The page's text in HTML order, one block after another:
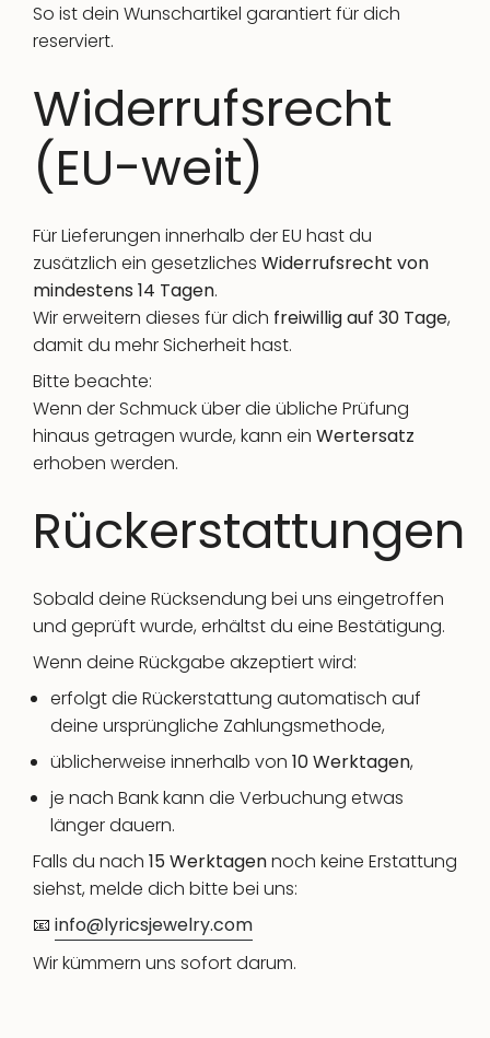
So ist dein Wunschartikel garantiert für dich
reserviert.
Widerrufsrecht
(EU-weit)
Für Lieferungen innerhalb der EU hast du
zusätzlich ein gesetzliches Widerrufsrecht von
mindestens 14 Tagen.
Wir erweitern dieses für dich freiwillig auf 30 Tage,
damit du mehr Sicherheit hast.
Bitte beachte:
Wenn der Schmuck über die übliche Prüfung
hinaus getragen wurde, kann ein Wertersatz
erhoben werden.
Rückerstattungen
Sobald deine Rücksendung bei uns eingetroffen
und geprüft wurde, erhältst du eine Bestätigung.
Wenn deine Rückgabe akzeptiert wird:
erfolgt die Rückerstattung automatisch auf
deine ursprüngliche Zahlungsmethode,
üblicherweise innerhalb von 10 Werktagen,
je nach Bank kann die Verbuchung etwas
länger dauern.
Falls du nach 15 Werktagennoch keine Erstattung
siehst, melde dich bitte bei uns:
📧 info@lyricsjewelry.com
Wir kümmern uns sofort darum.